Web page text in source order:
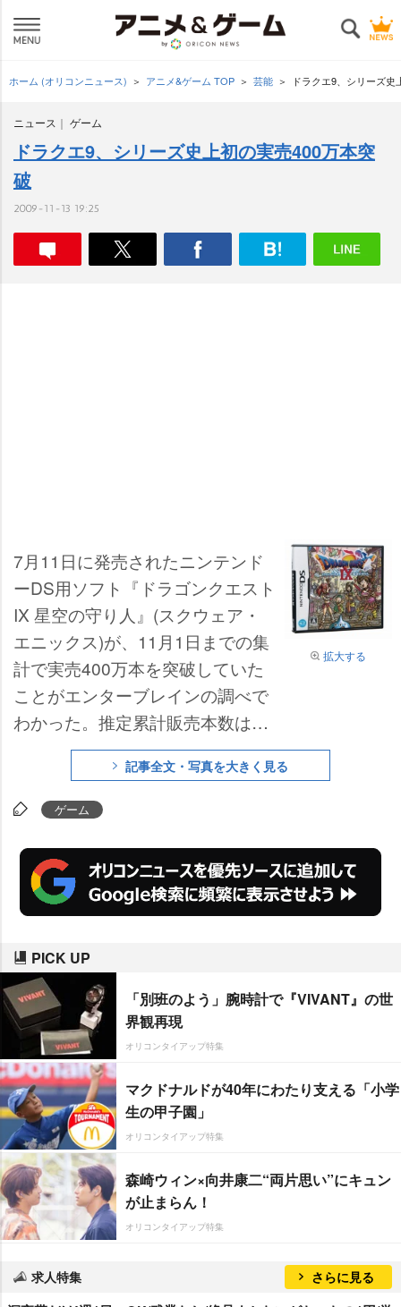
ホーム (オリコンニュース) アニメ&ゲーム TOP 芸能 ドラクエ9、シリーズ
ニュース ゲーム
ドラクエ9、シリーズ史上初の実売400万本突
破
2009-11-13 19:25
拡大する
7月11日に発売されたニンテンド
ーDS用ソフト『ドラゴンクエスト
IX 星空の守り人』(スクウェア・
エニックス)が、11月1日までの集
計で実売400万本を突破していた
ことがエンターブレインの調べで
わかった。推定累計販売本数は40
0万5019本で、シリーズ最高の売
上げを記録。国内販売のみなが
ら、2009年第3四半期(7～9月)の
キングでも392万5000本で3か国
合計でトップとなっている。
記事全文・写真を大きく見る
ゲーム
PICK UP
「別班のよう」腕時計で『VIVANT』の世
界観再現
オリコンタイアップ特集
マクドナルドが40年にわたり支える「小学
生の甲子園」
オリコンタイアップ特集
森崎ウィン×向井康二“両片思い”にキュン
が止まらん！
オリコンタイアップ特集
求人特集 さらに見る